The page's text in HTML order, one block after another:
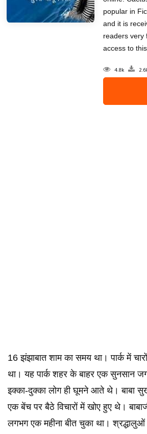
popular in
and it is
readers very
access to
4.8k
16 झंझाबात शाम का समय था। पार्क में
था। यह पार्क शहर के बाहर एक सुनसान
इक्का-दुक्का लोग ही घूमने आते थे। बाबा
एक बेंच पर बैठे विचारों में खोए हुए थे।
लगभग एक महीना बीत चुका था। श्रद्धालुओं